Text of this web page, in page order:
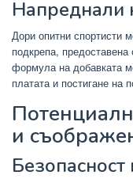
Напреднали
Дори опитни спортисти
подкрепа,
формула на добавката
платата и постигане
и
Безопасност